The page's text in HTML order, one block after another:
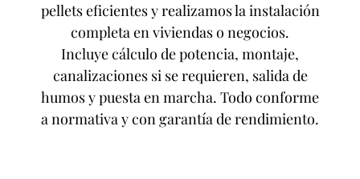
pellets eficientes y realizamos la instalación
completa en viviendas o negocios.
Incluye cálculo de potencia, montaje,
canalizaciones si se requieren, salida de
humos y puesta en marcha. Todo conforme
a normativa y con garantía de rendimiento.